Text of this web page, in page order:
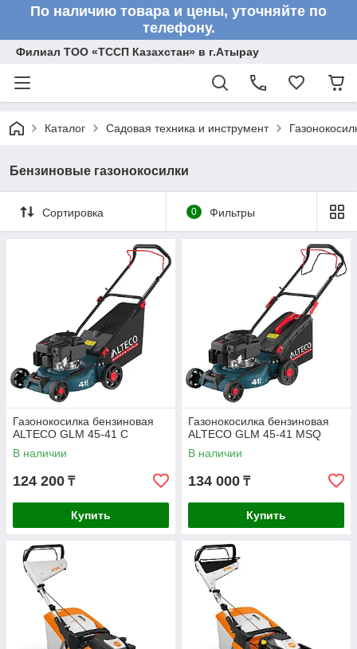
По наличию товара и цены, уточняйте по
телефону.
Филиал ТОО «ТССП Казахстан» в г.Атырау
Каталог Садовая техника и инструмент
Бензиновые газонокосилки
Сортировка 0 Фильтры
Газонокосилка бензиновая
ALTECO GLM 45-41 C
В наличии
124 200 ₸
Купить
Газонокосилка бензиновая
ALTECO GLM 45-41 MSQ
В наличии
134 000 ₸
Купить